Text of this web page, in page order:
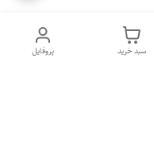
پروفایل سبد خرید